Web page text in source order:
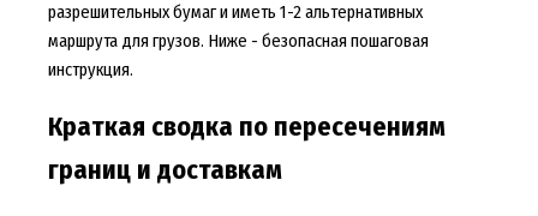
разрешительных бумаг и иметь 1-2 альтернативных
маршрута для грузов. Ниже - безопасная пошаговая
инструкция.
Краткая сводка по пересечениям
границ и доставкам